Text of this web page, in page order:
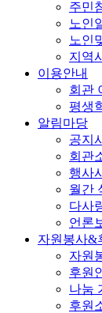
주민
노인
노인
지역
이용안내
회관
평생
알림마당
공지
회관
행사
월간
다사
언론
자원봉사&
자원
후원
나눔
후원